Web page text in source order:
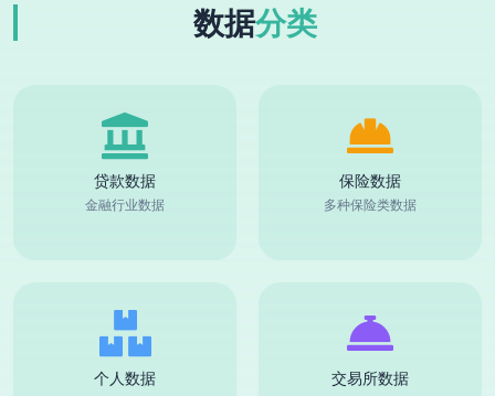
数据分类
贷款数据
金融行业数据
保险数据
多种保险类数据
个人数据 交易所数据